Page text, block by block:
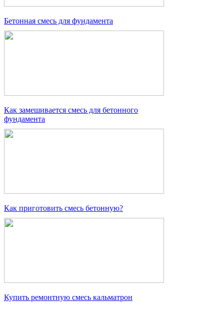
Бетонная смесь для фундамента
Как замешивается смесь для бетонного
фундамента
Как приготовить смесь бетонную?
Купить ремонтную смесь кальматрон